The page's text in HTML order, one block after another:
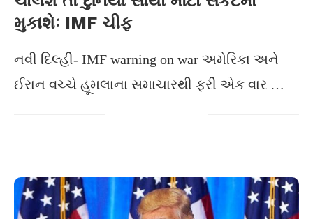
મુકાશેઃ IMF ચીફ
નવી દિલ્હી- IMF warning on war અમેરિકા અને
ઈરાન વચ્ચે હૂમલાના સમાચારથી ફરી એક વાર …